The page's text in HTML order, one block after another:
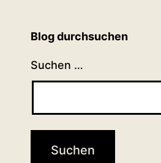
Blog durchsuchen
Suchen …